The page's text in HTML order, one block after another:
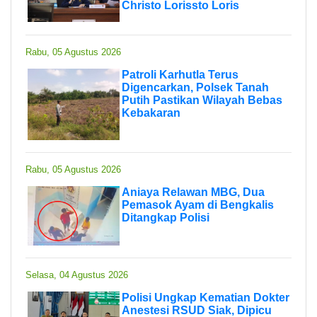
Christo Lorissto Loris
Rabu, 05 Agustus 2026
Patroli Karhutla Terus
Digencarkan, Polsek Tanah
Putih Pastikan Wilayah Bebas
Kebakaran
Rabu, 05 Agustus 2026
Aniaya Relawan MBG, Dua
Pemasok Ayam di Bengkalis
Ditangkap Polisi
Selasa, 04 Agustus 2026
Polisi Ungkap Kematian Dokter
Anestesi RSUD Siak, Dipicu